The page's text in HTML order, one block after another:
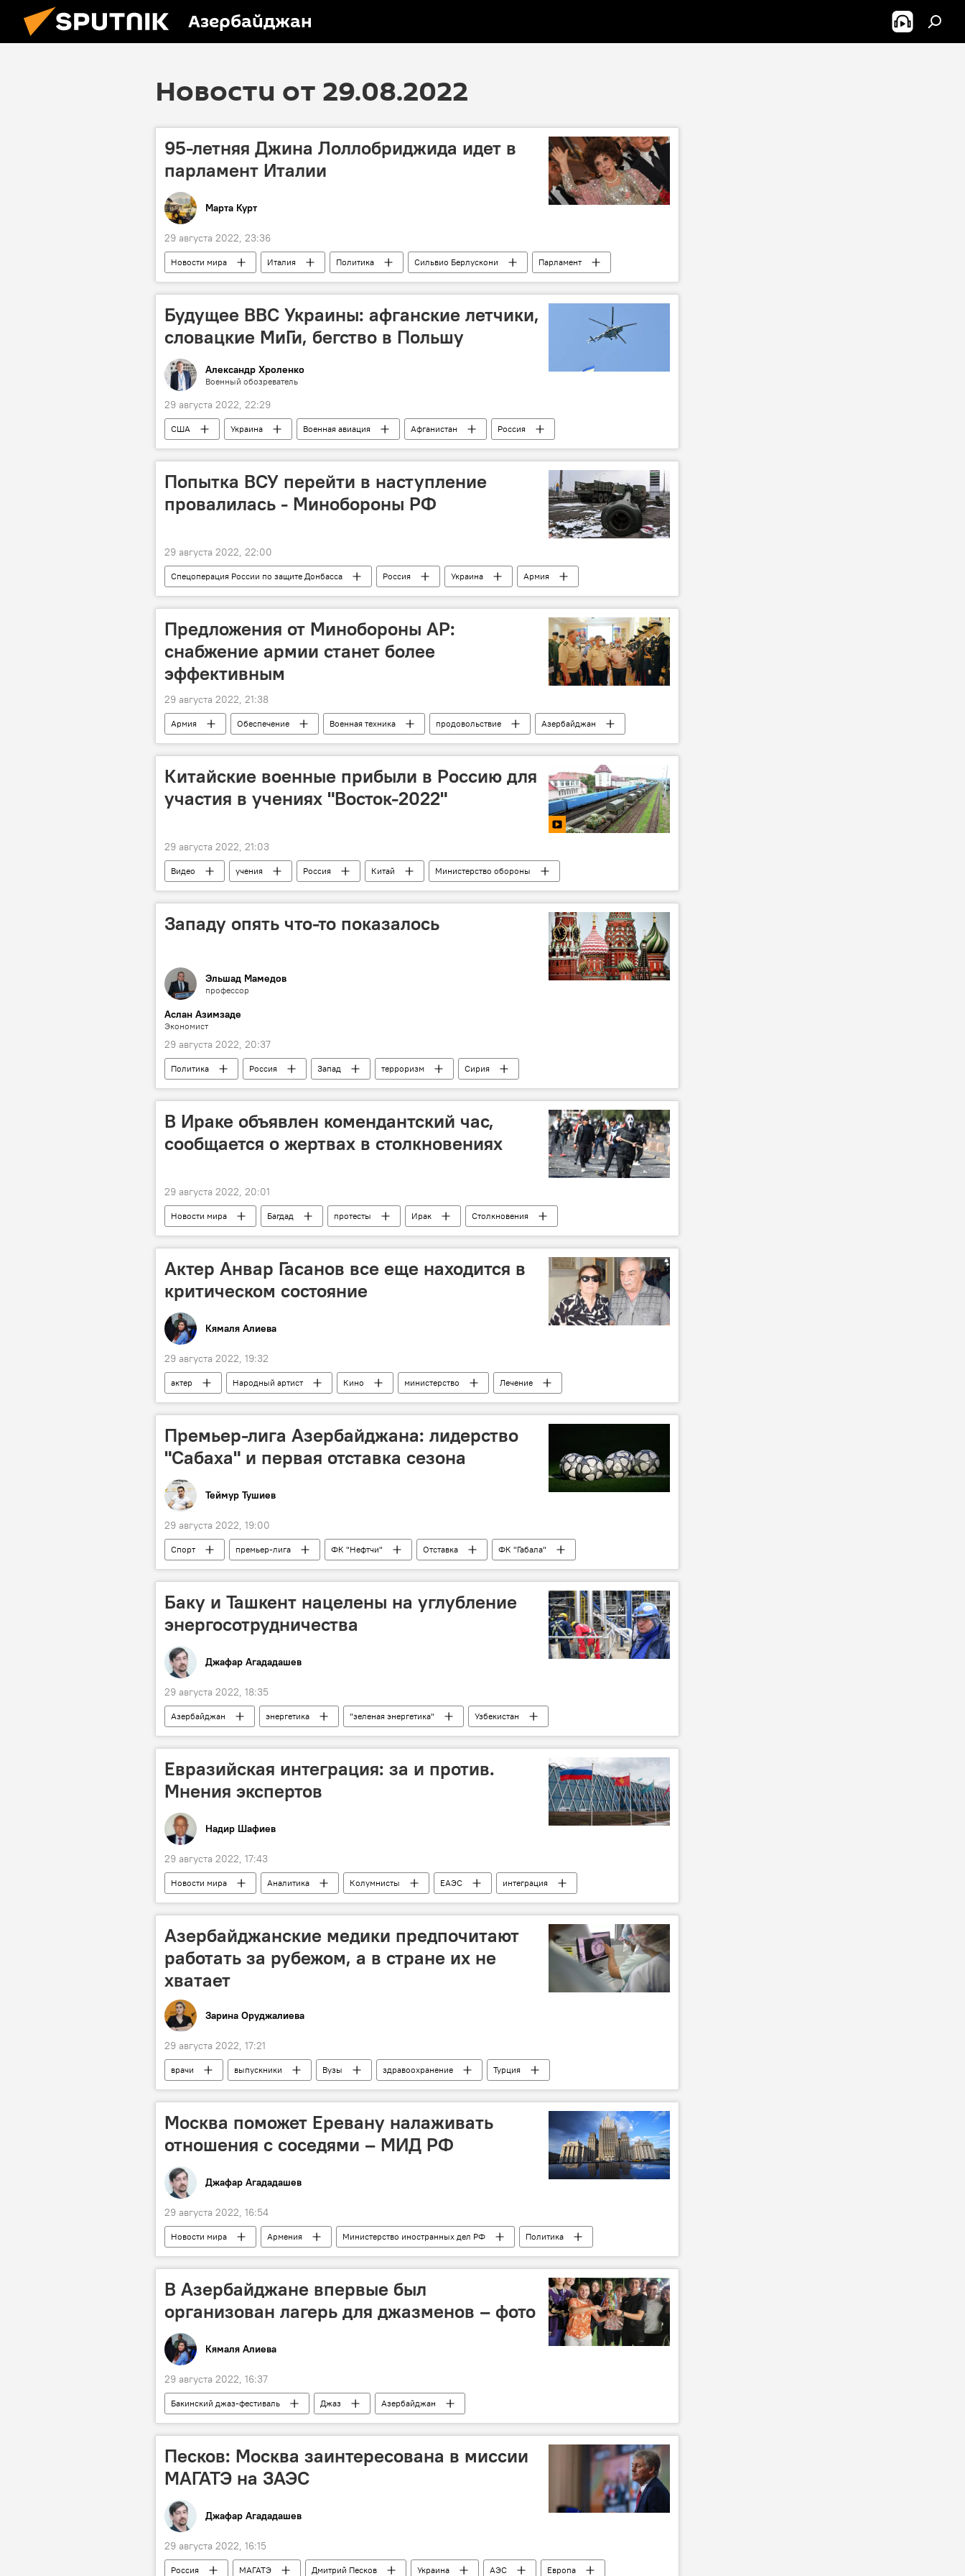
Азербайджан
Новости от 29.08.2022
95-летняя Джина Лоллобриджида идет в
парламент Италии
Марта Курт
29 августа 2022, 23:36
Новости мира Италия Политика Сильвио Берлускони Парламент
Будущее ВВС Украины: афганские летчики,
словацкие МиГи, бегство в Польшу
Александр Хроленко
Военный обозреватель
29 августа 2022, 22:29
США Украина Военная авиация Афганистан
Россия
Спецоперация
Попытка ВСУ перейти в наступление
провалилась - Минобороны РФ
29 августа 2022, 22:00
Спецоперация России по защите Донбасса Россия Украина
Армия
Наступление
Провал потери Танки Самолеты
Предложения от Минобороны АР:
снабжение армии станет более
эффективным
29 августа 2022, 21:38
Армия Обеспечение Военная техника продовольствие Азербайджан
Китайские военные прибыли в Россию для
участия в учениях "Восток-2022"
29 августа 2022, 21:03
Видео учения Россия Китай
Министерство обороны
Азербайджан
Западу опять что-то показалось
Эльшад Мамедов
профессор
Аслан Азимзаде
Экономист
29 августа 2022, 20:37
Политика Россия Запад терроризм Сирия
В Ираке объявлен комендантский час,
сообщается о жертвах в столкновениях
29 августа 2022, 20:01
Новости мира Багдад протесты Ирак
Столкновения
Силы безопасности
Актер Анвар Гасанов все еще находится в
критическом состояние
Кямаля Алиева
29 августа 2022, 19:32
актер Народный артист Кино министерство Лечение
Премьер-лига Азербайджана: лидерство
"Сабаха" и первая отставка сезона
Теймур Тушиев
29 августа 2022, 19:00
Спорт премьер-лига ФК "Нефтчи" Отставка
ФК "Габала"
тренер
чемпион Азербайджан
Баку и Ташкент нацелены на углубление
энергосотрудничества
Джафар Агададашев
29 августа 2022, 18:35
Азербайджан энергетика "зеленая энергетика"
Узбекистан
соглашение
Евразийская интеграция: за и против.
Мнения экспертов
Надир Шафиев
29 августа 2022, 17:43
Новости мира Аналитика Колумнисты ЕАЭС
интеграция
Эксперты
Россия Казахстан Али Асадов
Премьер-министр
Азербайджанские медики предпочитают
работать за рубежом, а в стране их не
хватает
Зарина Оруджалиева
29 августа 2022, 17:21
врачи выпускники Вузы здравоохранение
Турция
Азербайджан
Москва поможет Еревану налаживать
отношения с соседями – МИД РФ
Джафар Агададашев
29 августа 2022, 16:54
Новости мира Армения Министерство иностранных дел РФ
Политика
Азербайджан
В Азербайджане впервые был
организован лагерь для джазменов – фото
Кямаля Алиева
29 августа 2022, 16:37
Бакинский джаз-фестиваль Джаз Азербайджан
Песков: Москва заинтересована в миссии
МАГАТЭ на ЗАЭС
Джафар Агададашев
29 августа 2022, 16:15
Россия МАГАТЭ Дмитрий Песков Украина АЭС Европа